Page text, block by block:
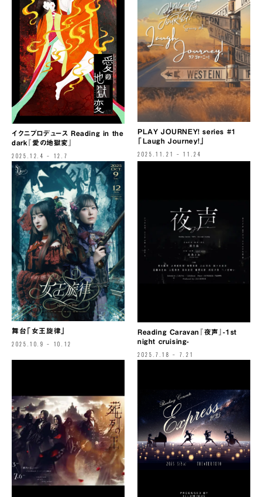
イクニプロデュース Reading in the
dark『愛の地獄変』
2025.12.4 – 12.7
PLAY JOURNEY! series #1
「Laugh Journey!」
2025.11.21 – 11.24
舞台「女王旋律」
2025.10.9 – 10.12
Reading Caravan『夜声』-1st
night cruising-
2025.7.18 – 7.21